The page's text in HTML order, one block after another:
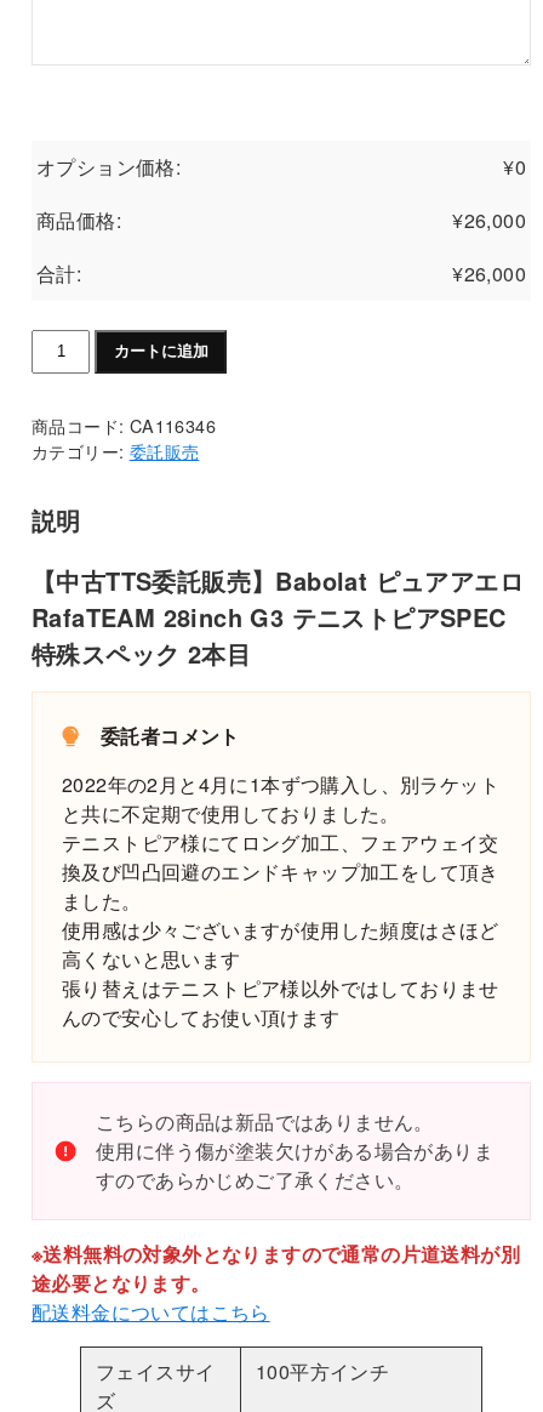
オプション価格: ¥0
商品価格:
¥26,000
合計:
¥26,000
【中
古
委
託
売】
ピ
ュ
ア
ア
エ
RafaTEAM
28inch
SPEC
殊
（Ⅱ+α
が
ベ
ー
ス）
カートに追加
商品コード: CA116346
カテゴリー: 委託販売
説明
【中古TTS委託販売】Babolat ピュアアエロ
RafaTEAM 28inch G3 テニストピアSPEC
特殊スペック 2本目
委託者コメント
2022年の2月と4月に1本ずつ購入し、別ラケット
と共に不定期で使用しておりました。
テニストピア様にてロング加工、フェアウェイ交
換及び凹凸回避のエンドキャップ加工をして頂き
ました。
使用感は少々ございますが使用した頻度はさほど
高くないと思います
張り替えはテニストピア様以外ではしておりませ
んので安心してお使い頂けます
こちらの商品は新品ではありません。
使用に伴う傷が塗装欠けがある場合がありま
すのであらかじめご了承ください。
※送料無料の対象外となりますので通常の片道送料が別
途必要となります。
配送料金についてはこちら
フェイスサイ
ズ
100平方インチ